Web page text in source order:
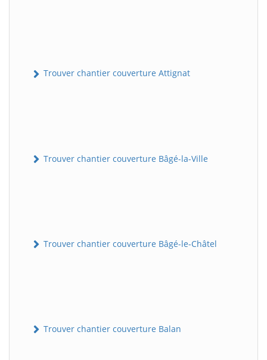
Trouver chantier couverture Attignat
Trouver chantier couverture Bâgé-la-Ville
Trouver chantier couverture Bâgé-le-Châtel
Trouver chantier couverture Balan